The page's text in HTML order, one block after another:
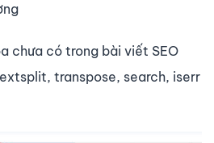
chưa có trong bài viết SEO
transpose, search, iserr